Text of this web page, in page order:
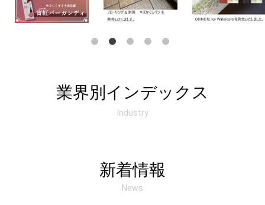
業界別インデックス
Industry
新着情報
News